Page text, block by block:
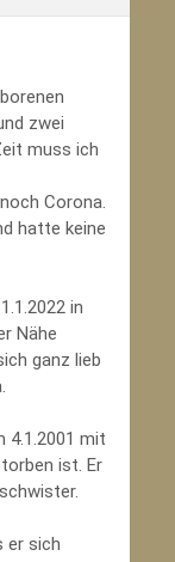
zwei
muss ich
Corona.
hatte keine
in
Nähe
ganz lieb
4.1.2001 mit
ist. Er
er sich